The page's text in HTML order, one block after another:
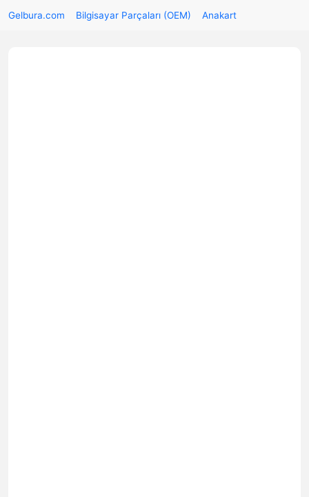
Gelbura.com Bilgisayar Parçaları (OEM) Anakart